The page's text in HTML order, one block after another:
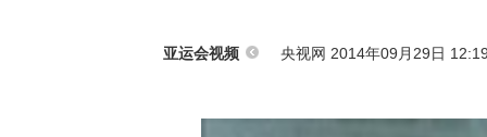
亚运会视频 央视网 2014年09月29日